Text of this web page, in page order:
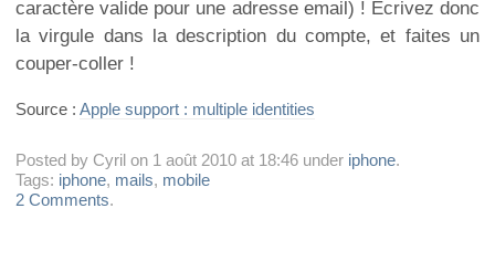
caractère valide pour une adresse email) ! Ecrivez donc
la virgule dans la description du compte, et faites un
couper-coller !
Source : Apple support : multiple identities
Posted by Cyril on 1 août 2010 at 18:46 under iphone.
Tags: iphone, mails, mobile
2 Comments.